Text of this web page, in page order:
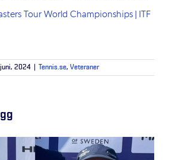
Tour World Championships | ITF
2024 Tennis.se, Veteraner